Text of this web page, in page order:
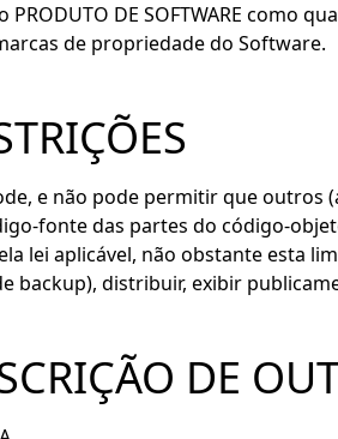
PRODUTO DE SOFTWARE
de propriedade do Software.
e não pode permitir que outros
fonte das partes do código-
lei aplicável, não obstante esta
backup), distribuir, exibir
DE